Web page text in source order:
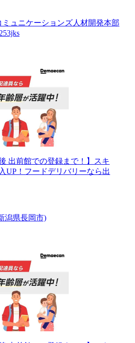
ュニケーションズ人材開発本部
出前館での登録まで！】スキ
UP！フードデリバリーなら出
潟県長岡市)